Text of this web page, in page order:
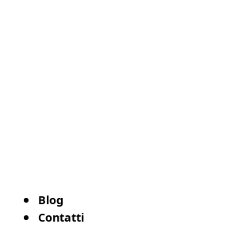
Blog
Contatti